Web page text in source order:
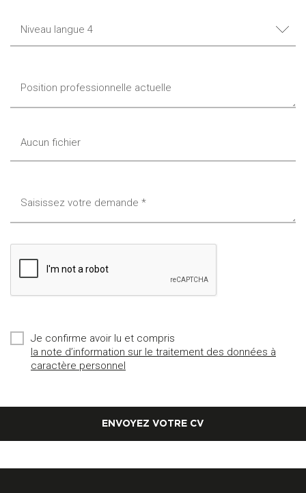
Aucun fichier
Je confirme avoir lu et compris
la note d’information sur le traitement des données à
caractère personnel
ENVOYEZ VOTRE CV